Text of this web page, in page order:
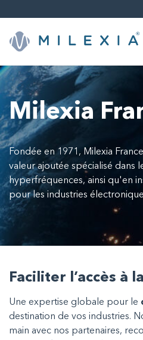
Sauter
contenu
Milexia
Fondée en 1971, Milexia
valeur ajoutée spécialisé dans
hyperfréquences, ainsi qu'en
pour les industries
Faciliter l’accès à
Une expertise globale pour le
destination de vos industries.
main avec nos partenaires,